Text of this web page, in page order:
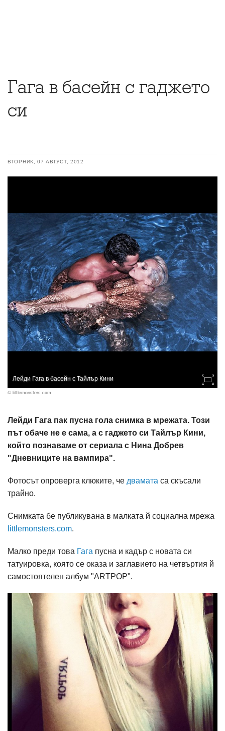
Гага в басейн с гаджето
си
ВТОРНИК, 07 АВГУСТ, 2012
Лейди Гага в басейн с Тайлър Кини
© littlemonsters.com
Лейди Гага пак пусна гола снимка в мрежата. Този
път обаче не е сама, а с гаджето си Тайлър Кини,
който познаваме от сериала с Нина Добрев
"Дневниците на вампира".
Фотосът опроверга клюките, че двамата са скъсали
трайно.
Снимката бе публикувана в малката й социална мрежа
littlemonsters.com.
Малко преди това Гага пусна и кадър с новата си
татуировка, която се оказа и заглавието на четвъртия й
самостоятелен албум "ARTPOP".